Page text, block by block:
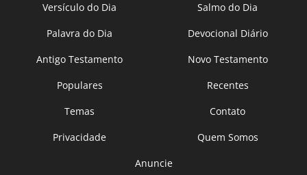
Versículo do Dia
Salmo do Dia
Palavra do Dia
Devocional Diário
Antigo Testamento
Novo Testamento
Populares
Recentes
Temas
Contato
Privacidade
Quem Somos
Anuncie